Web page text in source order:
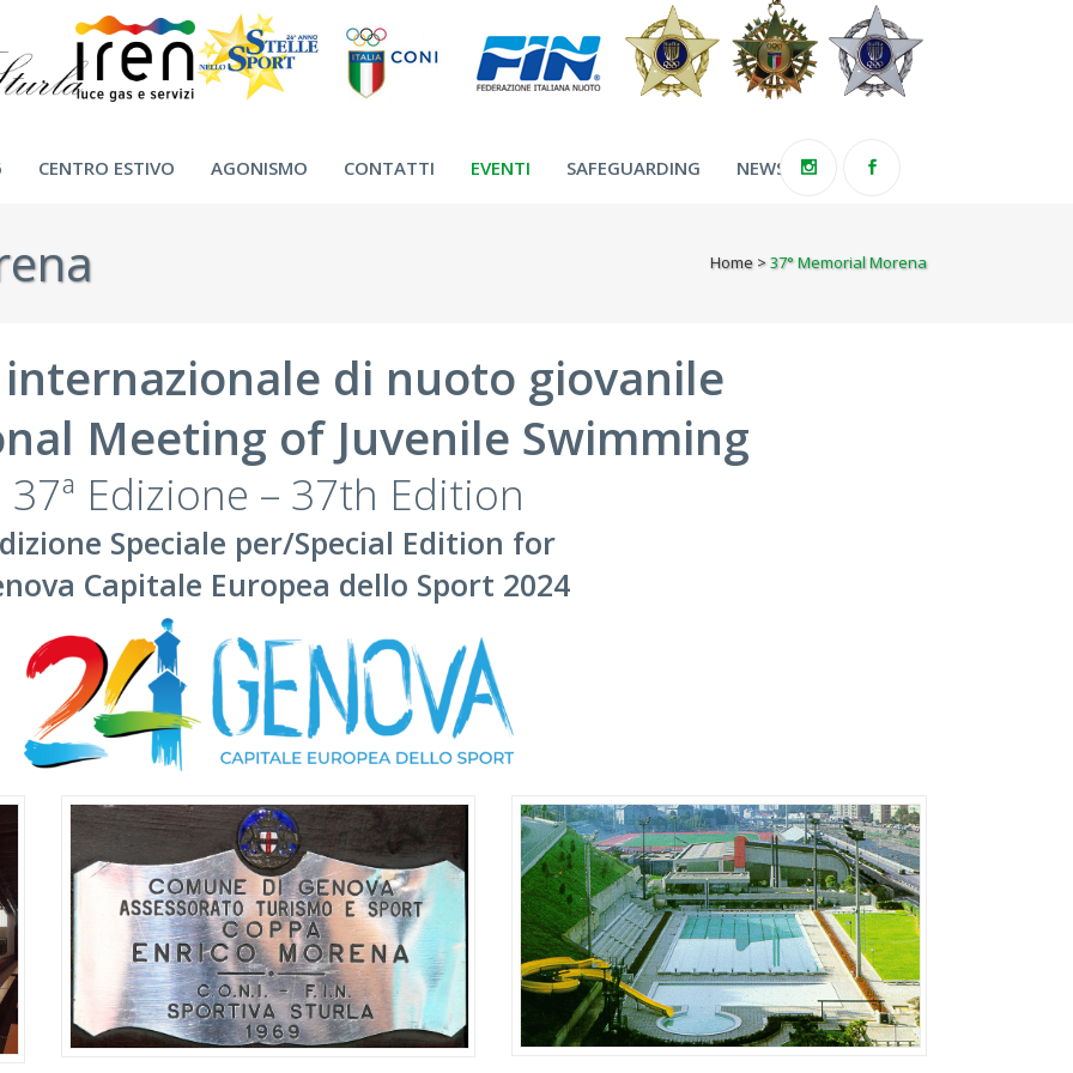
CENTRO ESTIVO AGONISMO CONTATTI EVENTI SAFEGUARDING NEWS
Home >37° Memorial Morena
di nuoto giovanile
Meeting of Juvenile Swimming
37ª Edizione – 37th Edition
Speciale per/Special Edition for
Capitale Europea dello Sport 2024